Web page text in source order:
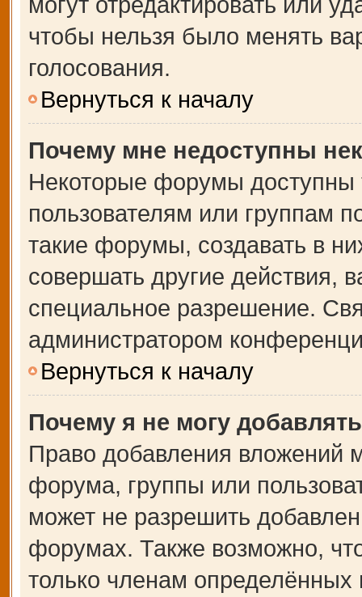
чтобы нельзя было менять
голосования.
Вернуться к началу
Почему мне недоступны
Некоторые форумы доступны
пользователям или группам
такие форумы, создавать в
совершать другие действия,
специальное разрешение.
администратором
Вернуться к началу
Почему я не могу
Право добавления вложений
форума, группы или
может не разрешить
форумах. Также возможно,
только членам